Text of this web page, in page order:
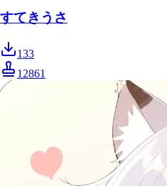
すてきうさ
133
12861